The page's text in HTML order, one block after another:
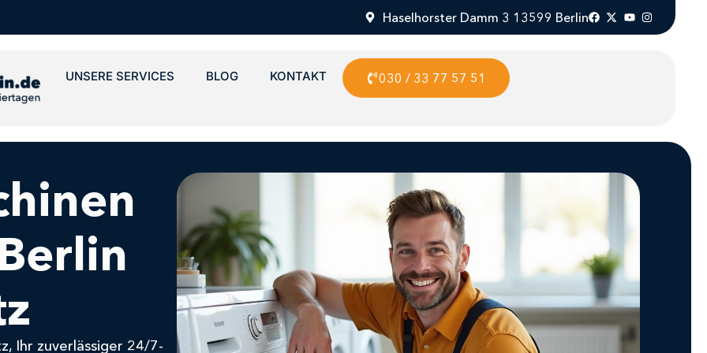
Haselhorster Damm 3 13599 Berlin
UNSERE SERVICES BLOG KONTAKT 030 / 33 77 57 51
Ihr zuverlässiger 24/7-